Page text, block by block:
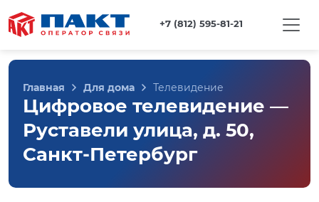
+7 (812) 595-81-21
Главная Для дома Телевидение
Цифровое телевидение —
Руставели улица, д. 50,
Санкт-Петербург